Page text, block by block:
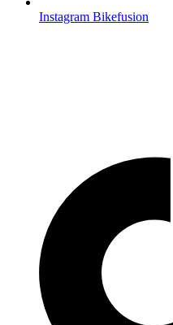
Instagram Bikefusion